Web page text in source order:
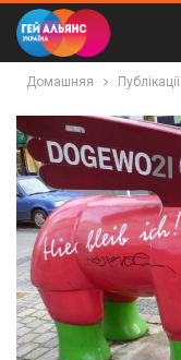
Домашняя Публікації